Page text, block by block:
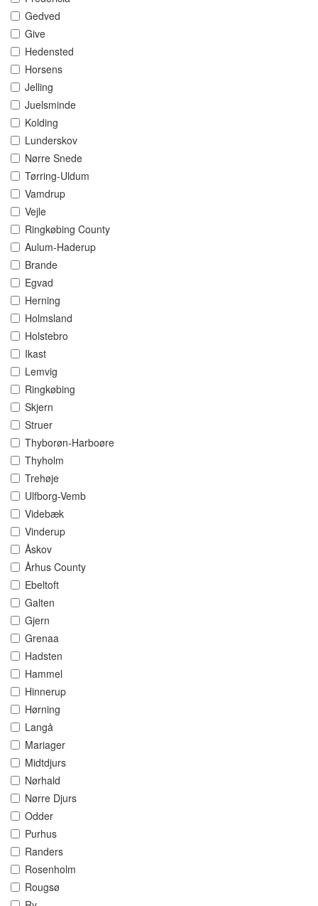
Gedved
Give
Hedensted
Horsens
Jelling
Juelsminde
Kolding
Lunderskov
Nørre Snede
Tørring-Uldum
Vamdrup
Vejle
Ringkøbing County
Aulum-Haderup
Brande
Egvad
Herning
Holmsland
Holstebro
Ikast
Lemvig
Ringkøbing
Skjern
Struer
Thyborøn-Harboøre
Thyholm
Trehøje
Ulfborg-Vemb
Videbæk
Vinderup
Åskov
Århus County
Ebeltoft
Galten
Gjern
Grenaa
Hadsten
Hammel
Hinnerup
Hørning
Langå
Mariager
Midtdjurs
Nørhald
Nørre Djurs
Odder
Purhus
Randers
Rosenholm
Rougsø